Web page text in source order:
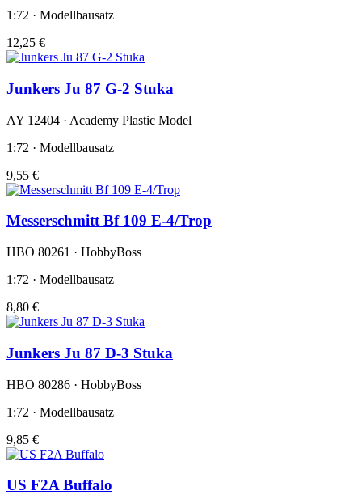
1:72 · Modellbausatz
12,25 €
Junkers Ju 87 G-2 Stuka
AY 12404 · Academy Plastic Model
1:72 · Modellbausatz
9,55 €
Messerschmitt Bf 109 E-4/Trop
HBO 80261 · HobbyBoss
1:72 · Modellbausatz
8,80 €
Junkers Ju 87 D-3 Stuka
HBO 80286 · HobbyBoss
1:72 · Modellbausatz
9,85 €
US F2A Buffalo